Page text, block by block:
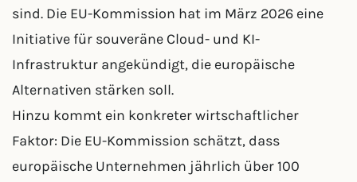
sind. Die EU-Kommission hat im März 2026 eine
Initiative für souveräne Cloud- und KI-
Infrastruktur angekündigt, die europäische
Alternativen stärken soll.
Hinzu kommt ein konkreter wirtschaftlicher
Faktor: Die EU-Kommission schätzt, dass
europäische Unternehmen jährlich über 100